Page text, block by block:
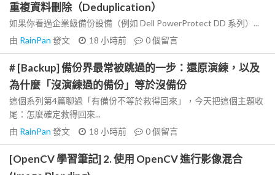
重複資料刪除（Deduplication）
如果你看過企業級備份設備（例如 Dell PowerProtect DD 系列）...
由 RainPan 發文 18 小時前 0個留言
# [Backup] 備份界最常被跳過的一步：還原演練，以及
為什麼「沒演練過的備份」等於沒備份
這個系列第4篇聊過「有備份不等於救得回來」，今天把這個主題收
尾：怎麼確定救得回來...
由 RainPan 發文 18 小時前 0個留言
[OpenCV 學習筆記] 2. 使用 OpenCV 進行影像混合